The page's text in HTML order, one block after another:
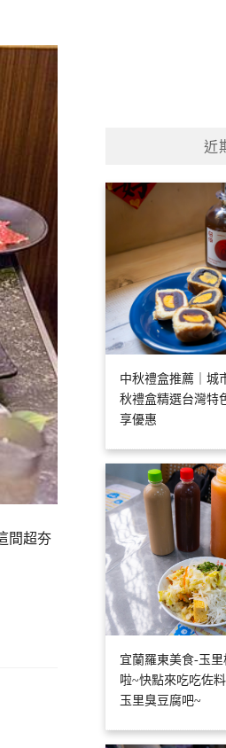
間超夯
近
中秋禮盒推薦｜城
秋禮盒精選台灣特
享優惠
宜蘭羅東美食-玉
啦~快點來吃吃佐
玉里臭豆腐吧~